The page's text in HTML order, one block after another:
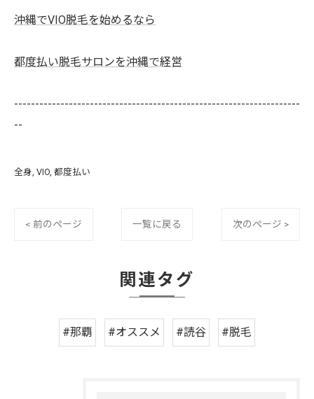
沖縄でVIO脱毛を始めるなら
都度払い脱毛サロンを沖縄で経営
--------------------------------------------------------------------
--
全身 VIO 都度払い
< 前のページ 一覧に戻る 次のページ >
関連タグ
#那覇 #オススメ #読谷 #脱毛